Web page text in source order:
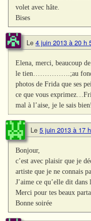
volet avec hâte.
Bises
Le 4 juin 2013 à 20 h
Elena, merci, beaucoup
le tien…………….;au fond,
photos de Frida que ses
ce que vous
mal à l’aise, je le sais bien!
Le 5 juin 2013 à 17
Bonjour,
c’est avec plaisir que je
artiste que je ne connais
J’aime ce qu’elle dit
Merci pour tes beaux
Bonne soirée